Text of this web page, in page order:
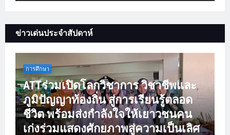
ข่าวเด่นประจำสัปดาห์
การศึกษา
ATTร่วมเปิดโลกวิชาการ วิชาชีพและ
ภูมิปัญญาท้องถิ่น สู่การเรียนรู้ตลอด
ชีวิต พร้อมส่งกำลังใจให้เยาวชนคน
เก่งร่วมแสดงศักยภาพสู่ความเป็นเลิศ